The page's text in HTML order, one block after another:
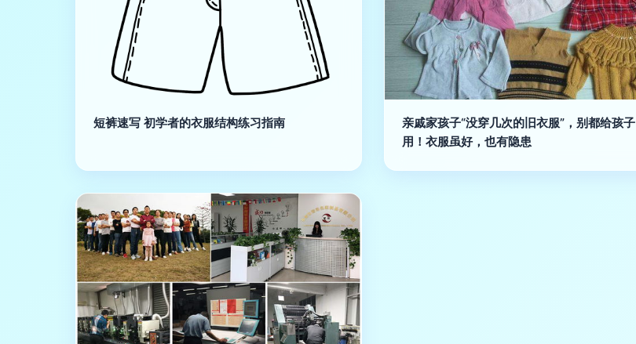
短裤速写 初学者的衣服结构练习指南
亲戚家孩子“没穿几次的旧衣服”，别都给孩子
用！衣服虽好，也有隐患